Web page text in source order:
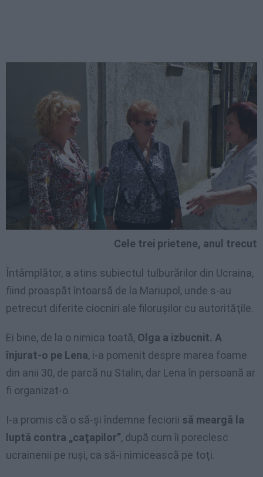
Cele trei prietene, anul trecut
Întâmplător, a atins subiectul tulburărilor din Ucraina,
fiind proaspăt întoarsă de la Mariupol, unde s-au
petrecut diferite ciocniri ale filoruşilor cu autorităţile.
Ei bine, de la o nimica toată, Olga a izbucnit. A
înjurat-o pe Lena, i-a pomenit despre marea foame
din anii 30, de parcă nu Stalin, dar Lena în persoană ar
fi organizat-o.
I-a promis că o să-şi îndemne feciorii să meargă la
luptă contra „caţapilor”, după cum îi poreclesc
ucrainenii pe ruşi, ca să-i nimicească pe toţi.